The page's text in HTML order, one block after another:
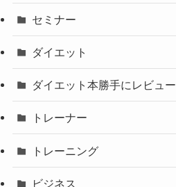
セミナー
ダイエット
ダイエット本勝手にレビュー
トレーナー
トレーニング
ビジネス